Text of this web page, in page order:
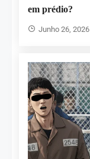
em prédio?
Junho 26, 2026